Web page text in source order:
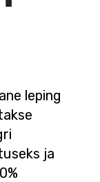
leping
ja